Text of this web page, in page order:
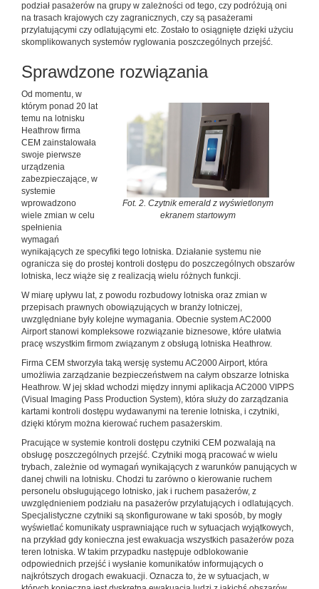
podział pasażerów na grupy w zależności od tego, czy podróżują oni
na trasach krajowych czy zagranicznych, czy są pasażerami
przylatującymi czy odlatującymi etc. Zostało to osiągnięte dzięki użyciu
skomplikowanych systemów ryglowania poszczególnych przejść.
Sprawdzone rozwiązania
Fot. 2. Czytnik emerald z wyświetlonym
ekranem startowym
Od momentu, w
którym ponad 20 lat
temu na lotnisku
Heathrow firma
CEM zainstalowała
swoje pierwsze
urządzenia
zabezpieczające, w
systemie
wprowadzono
wiele zmian w celu
spełnienia
wymagań
wynikających ze specyfiki tego lotniska. Działanie systemu nie
ogranicza się do prostej kontroli dostępu do poszczególnych obszarów
lotniska, lecz wiąże się z realizacją wielu różnych funkcji.
W miarę upływu lat, z powodu rozbudowy lotniska oraz zmian w
przepisach prawnych obowiązujących w branży lotniczej,
uwzględniane były kolejne wymagania. Obecnie system AC2000
Airport stanowi kompleksowe rozwiązanie biznesowe, które ułatwia
pracę wszystkim firmom związanym z obsługą lotniska Heathrow.
Firma CEM stworzyła taką wersję systemu AC2000 Airport, która
umożliwia zarządzanie bezpieczeństwem na całym obszarze lotniska
Heathrow. W jej skład wchodzi między innymi aplikacja AC2000 VIPPS
(Visual Imaging Pass Production System), która służy do zarządzania
kartami kontroli dostępu wydawanymi na terenie lotniska, i czytniki,
dzięki którym można kierować ruchem pasażerskim.
Pracujące w systemie kontroli dostępu czytniki CEM pozwalają na
obsługę poszczególnych przejść. Czytniki mogą pracować w wielu
trybach, zależnie od wymagań wynikających z warunków panujących w
danej chwili na lotnisku. Chodzi tu zarówno o kierowanie ruchem
personelu obsługującego lotnisko, jak i ruchem pasażerów, z
uwzględnieniem podziału na pasażerów przylatujących i odlatujących.
Specjalistyczne czytniki są skonfigurowane w taki sposób, by mogły
wyświetlać komunikaty usprawniające ruch w sytuacjach wyjątkowych,
na przykład gdy konieczna jest ewakuacja wszystkich pasażerów poza
teren lotniska. W takim przypadku następuje odblokowanie
odpowiednich przejść i wysłanie komunikatów informujących o
najkrótszych drogach ewakuacji. Oznacza to, że w sytuacjach, w